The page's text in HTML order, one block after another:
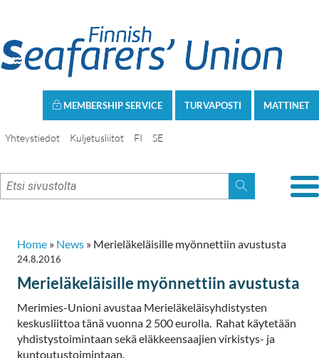
MATTINET
TURVAPOSTI
MEMBERSHIP SERVICE
Yhteystiedot Kuljetusliitot FI SE
Home » News » Merieläkeläisille myönnettiin avustusta
24.8.2016
Merieläkeläisille myönnettiin avustusta
Merimies-Unioni avustaa Merieläkeläisyhdistysten
keskusliittoa tänä vuonna 2 500 eurolla. Rahat käytetään
yhdistystoimintaan sekä eläkkeensaajien virkistys- ja
kuntoutustoimintaan.